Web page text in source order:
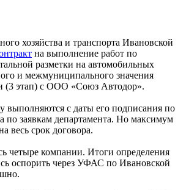
хозяйства и транспорта Ивановской
на выполнение работ по
разметки на автомобильных
и межмуниципального значения
(3 этап) с ООО «Союз Автодор».
выполняются с даты его подписания по
по заявкам департамента. Но максимум
весь срок договора.
четыре компании. Итоги определения
оспорить через УФАС по Ивановской